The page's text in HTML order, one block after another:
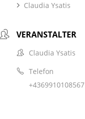
Claudia Ysatis
VERANSTALTER
Claudia Ysatis
Telefon
+4369910108567